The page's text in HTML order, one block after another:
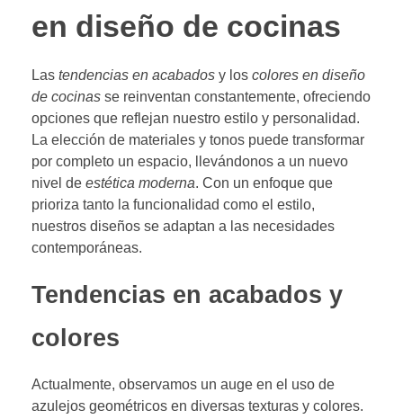
en diseño de cocinas
Las tendencias en acabados y los colores en diseño
de cocinas se reinventan constantemente, ofreciendo
opciones que reflejan nuestro estilo y personalidad.
La elección de materiales y tonos puede transformar
por completo un espacio, llevándonos a un nuevo
nivel de estética moderna. Con un enfoque que
prioriza tanto la funcionalidad como el estilo,
nuestros diseños se adaptan a las necesidades
contemporáneas.
Tendencias en acabados y
colores
Actualmente, observamos un auge en el uso de
azulejos geométricos en diversas texturas y colores.